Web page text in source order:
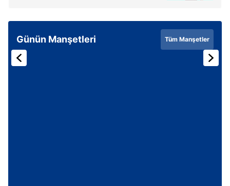
Günün Manşetleri Tüm Manşetler